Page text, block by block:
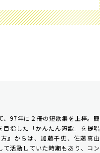
97年に２冊の短歌集を上梓。簡
指した「かんたん短歌」を提唱
』からは、加藤千恵、佐藤真由
活動していた時期もあり、コン